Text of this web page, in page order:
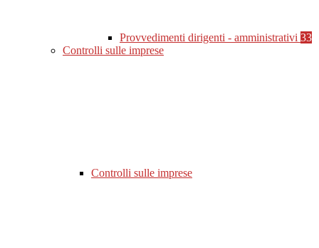
Provvedimenti dirigenti - amministrativi 33
Controlli sulle imprese
Controlli sulle imprese